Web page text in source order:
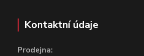
Kontaktní údaje
Prodejna: